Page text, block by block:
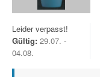
Leider verpasst!
Gültig: 29.07. -
04.08.